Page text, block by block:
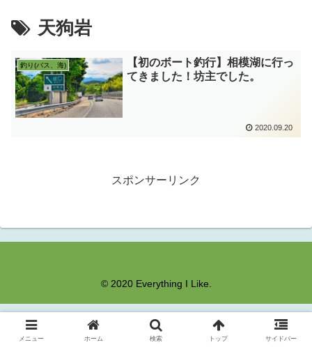
天狗岩
釣り(バス、海)
【初のボート釣行】相模湖に行っ
てきました！坊主でした。
2020.09.20
スポンサーリンク
© 2020 Everything I Like.
メニュー ホーム 検索 トップ サイドバー